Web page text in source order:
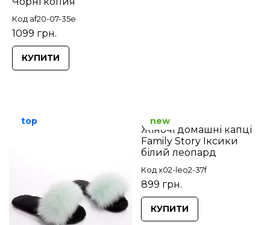
Код af20-07-35e
1099 грн.
КУПИТИ
top
Жіночі домашні капці
Family Story Іксики
білий леопард
Код x02-leo2-37f
899 грн.
new
КУПИТИ